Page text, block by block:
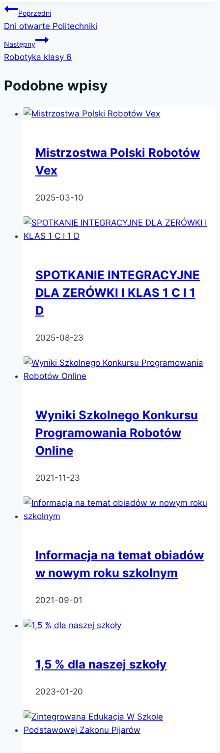
Nawigacja
wpisu
Poprzedni
Dni otwarte Politechniki
Następny
Robotyka klasy 6
Podobne wpisy
Mistrzostwa Polski Robotów
Vex
2025-03-10
SPOTKANIE INTEGRACYJNE
DLA ZERÓWKI I KLAS 1 C I 1
D
2025-08-23
Wyniki Szkolnego Konkursu
Programowania Robotów
Online
2021-11-23
Informacja na temat obiadów
w nowym roku szkolnym
2021-09-01
1,5 % dla naszej szkoły
2023-01-20